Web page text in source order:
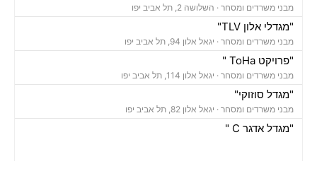
מבני משרדים ומסחר · השלושה 2, תל אביב יפו
"מגדלי אלון TLV"
מבני משרדים ומסחר · יגאל אלון 94, תל אביב יפו
"פרויקט ToHa "
מבני משרדים ומסחר · יגאל אלון 114, תל אביב יפו
"מגדל סוזוקי"
מבני משרדים ומסחר · יגאל אלון 82, תל אביב יפו
"מגדל אדגר C "